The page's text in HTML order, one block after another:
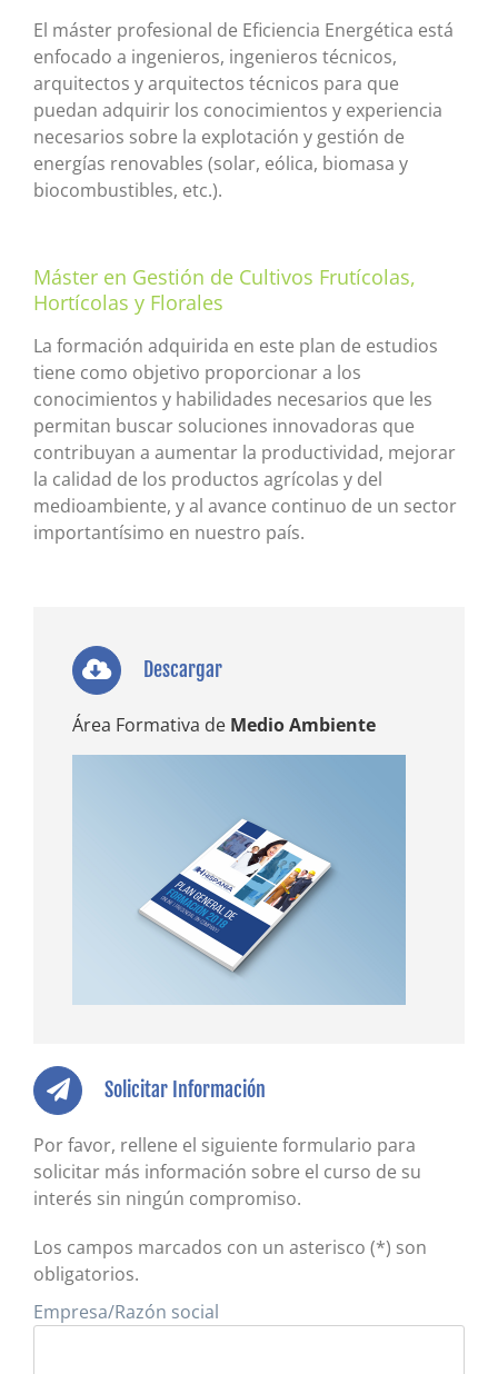
El máster profesional de Eficiencia Energética está
enfocado a ingenieros, ingenieros técnicos,
arquitectos y arquitectos técnicos para que
puedan adquirir los conocimientos y experiencia
necesarios sobre la explotación y gestión de
energías renovables (solar, eólica, biomasa y
biocombustibles, etc.).
Máster en Gestión de Cultivos Frutícolas,
Hortícolas y Florales
La formación adquirida en este plan de estudios
tiene como objetivo proporcionar a los
conocimientos y habilidades necesarios que les
permitan buscar soluciones innovadoras que
contribuyan a aumentar la productividad, mejorar
la calidad de los productos agrícolas y del
medioambiente, y al avance continuo de un sector
importantísimo en nuestro país.
Descargar
Área Formativa de Medio Ambiente
Solicitar Información
Por favor, rellene el siguiente formulario para
solicitar más información sobre el curso de su
interés sin ningún compromiso.
Los campos marcados con un asterisco (*) son
obligatorios.
Empresa/Razón social